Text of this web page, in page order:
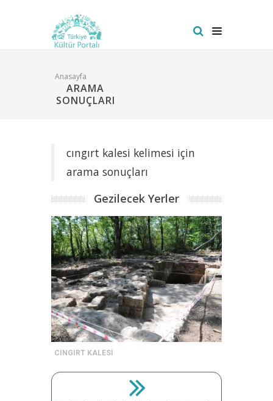
Anasayfa
ARAMA
SONUÇLARI
cıngırt kalesi kelimesi için
arama sonuçları
Gezilecek Yerler
CINGIRT KALESİ